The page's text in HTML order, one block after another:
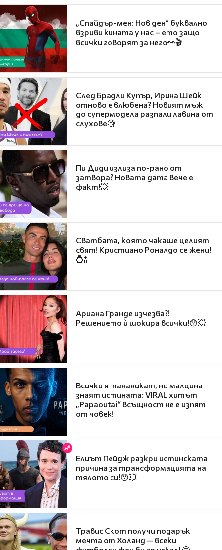
„Спайдър-мен: Нов ден“ буквално
взриви кината у нас – ето защо
всички говорят за него👀🎬
След Брадли Купър, Ирина Шейк
отново е влюбена? Новият мъж
до супермодела разпали лавина от
слухове🧐
Пи Диди излиза по-рано от
затвора? Новата дата вече е
факт!💥
Сватбата, която чакаше целият
свят! Кристиано Роналдо се жени!
💍🍾
Ариана Гранде изчезва?!
Решението ѝ шокира всички!😯💥
Всички я тананикат, но малцина
знаят истината: VIRAL хитът
„Papaoutai“ всъщност не е изпят
от човек!
Елиът Пейдж разкри истинската
причина за трансформацията на
тялото си!😯💥
Травис Скот получи подарък
мечта от Холанд — всеки